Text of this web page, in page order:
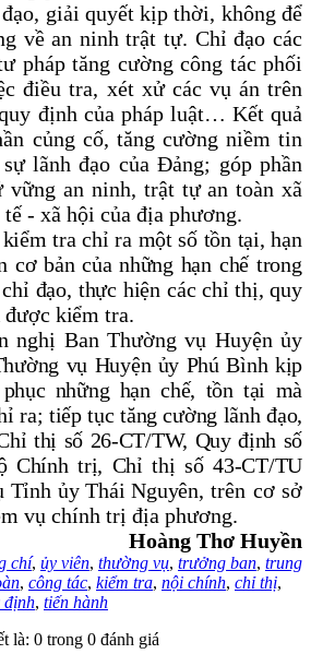
giải quyết kịp thời, không để
về an ninh trật tự. Chỉ đạo các
pháp tăng cường công tác phối
điều tra, xét xử các vụ án trên
định của pháp luật… Kết quả
củng cố, tăng cường niềm tin
lãnh đạo của Đảng; góp phần
vững an ninh, trật tự an toàn xã
- xã hội của địa phương.
tra chỉ ra một số tồn tại, hạn
cơ bản của những hạn chế trong
đạo, thực hiện các chỉ thị, quy
được kiểm tra.
nghị Ban Thường vụ Huyện ủy
vụ Huyện ủy Phú Bình kịp
những hạn chế, tồn tại mà
ra; tiếp tục tăng cường lãnh đạo,
thị số 26-CT/TW, Quy định số
Chính trị, Chỉ thị số 43-CT/TU
Tỉnh ủy Thái Nguyên, trên cơ sở
vụ chính trị địa phương.
Hoàng Thơ Huyền
chí, ủy viên, thường vụ, trưởng ban, trung
, công tác, kiểm tra, nội chính, chỉ thị,
định, tiến hành
là: 0 trong 0 đánh giá